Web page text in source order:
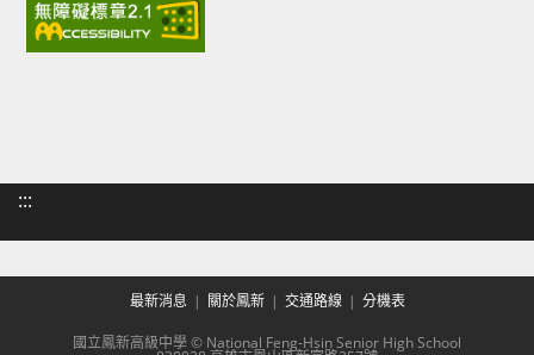
:::
最新消息 關於鳳新 交通路線 分機表
國立鳳新高級中學 © National Feng-Hsin Senior High School